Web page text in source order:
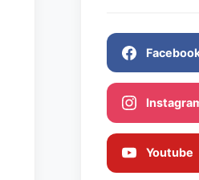
Youtube